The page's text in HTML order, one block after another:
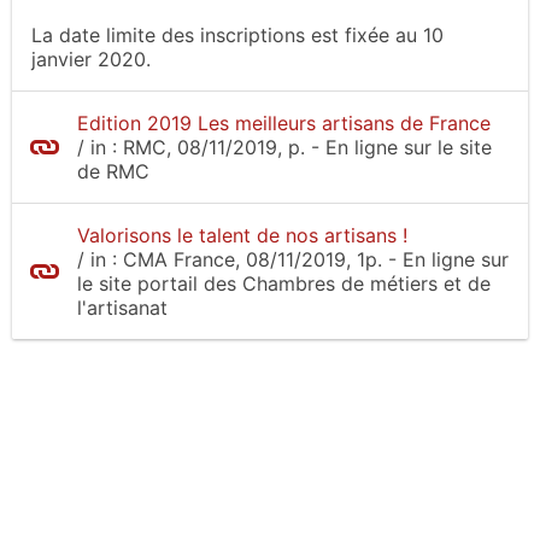
La date limite des inscriptions est fixée au 10
janvier 2020.
Edition 2019 Les meilleurs artisans de France
/ in : RMC, 08/11/2019, p. - En ligne sur le site
de RMC
Valorisons le talent de nos artisans !
/ in : CMA France, 08/11/2019, 1p. - En ligne sur
le site portail des Chambres de métiers et de
l'artisanat